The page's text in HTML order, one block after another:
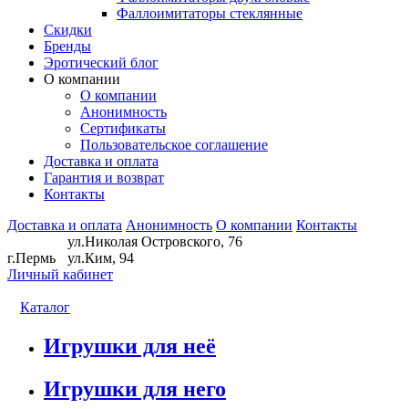
Фаллоимитаторы стеклянные
Скидки
Бренды
Эротический блог
О компании
О компании
Анонимность
Сертификаты
Пользовательское соглашение
Доставка и оплата
Гарантия и возврат
Контакты
Доставка и оплата Анонимность О компании Контакты
г.Пермь
ул.Николая Островского, 76
ул.Ким, 94
Личный кабинет
Каталог
Игрушки для неё
Игрушки для него